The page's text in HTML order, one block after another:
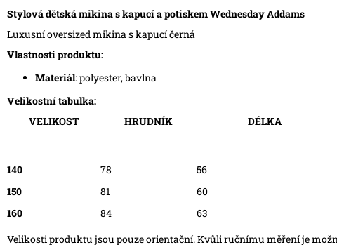
Stylová dětská mikina s kapucí a potiskem Wednesday Addams
Luxusní oversized mikina s kapucí černá
Vlastnosti produktu:
Materiál: polyester, bavlna
Velikostní tabulka:
VELIKOST
HRUDNÍK DÉLKA
140 78
56
150
81
60
160
84
63
Velikosti produktu jsou pouze orientační. Kvůli ručnímu měření je